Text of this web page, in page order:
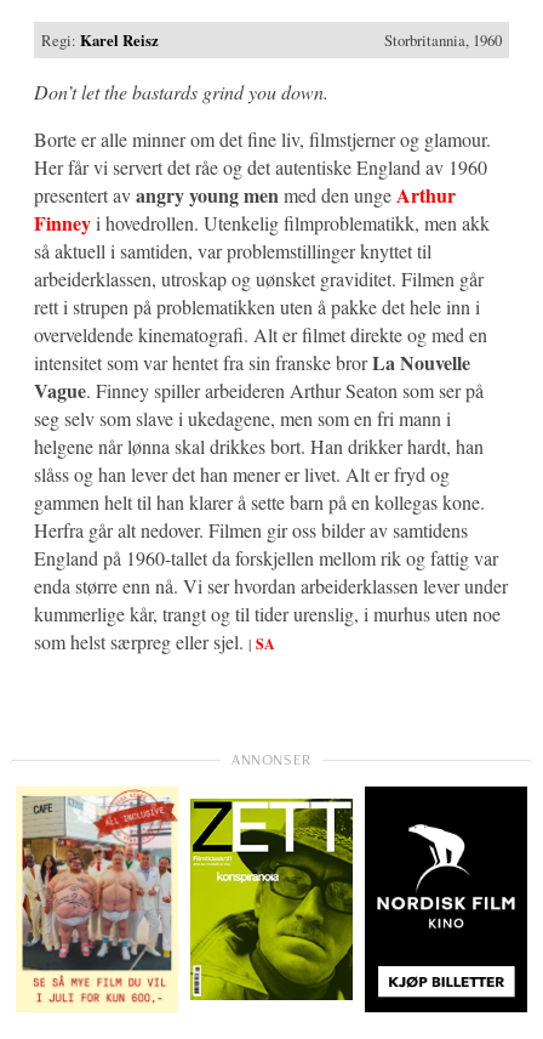
Regi:Karel Reisz Storbritannia, 1960
Don’t let the bastards grind you down.
Borte er alle minner om det fine liv, filmstjerner og glamour.
Her får vi servert det råe og det autentiske England av 1960
presentert avangry young menmed den ungeArthur
Finneyi hovedrollen. Utenkelig filmproblematikk, men akk
så aktuell i samtiden, var problemstillinger knyttet til
arbeiderklassen, utroskap og uønsket graviditet. Filmen går
rett i strupen på problematikken uten å pakke det hele inn i
overveldende kinematografi. Alt er filmet direkte og med en
intensitet som var hentet fra sin franske brorLa Nouvelle
Vague. Finney spiller arbeideren Arthur Seaton som ser på
seg selv som slave i ukedagene, men som en fri mann i
helgene når lønna skal drikkes bort. Han drikker hardt, han
slåss og han lever det han mener er livet. Alt er fryd og
gammen helt til han klarer å sette barn på en kollegas kone.
Herfra går alt nedover. Filmen gir oss bilder av samtidens
England på 1960-tallet da forskjellen mellom rik og fattig var
enda større enn nå. Vi ser hvordan arbeiderklassen lever under
kummerlige kår, trangt og til tider urenslig, i murhus uten noe
som helst særpreg eller sjel. | SA